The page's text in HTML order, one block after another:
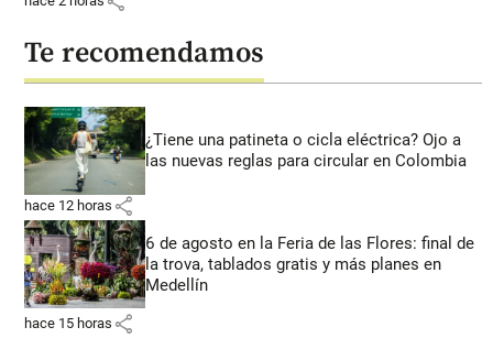
Te recomendamos
¿Tiene una patineta o cicla eléctrica? Ojo a
las nuevas reglas para circular en Colombia
hace 12 horas share
6 de agosto en la Feria de las Flores: final de
la trova, tablados gratis y más planes en
Medellín
hace 15 horas share